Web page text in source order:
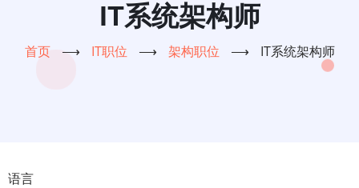
IT系统架构师
首页 ⟶ IT职位 ⟶ 架构职位 ⟶ IT系统架构师
语言